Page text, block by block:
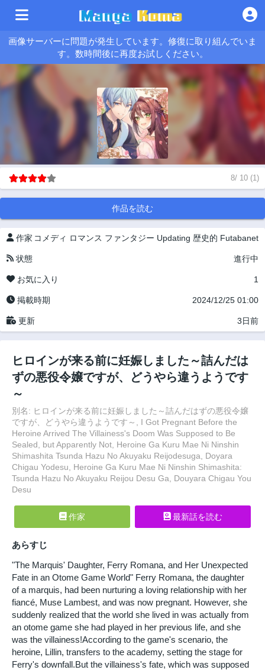
画像サーバーに問題が発生しています。修復に取り組んでいま
す。数時間後に再度お試しください。
8/ 10 (1)
作品を読む
作家 コメディ ロマンス ファンタジー Updating 歴史的 Futabanet
状態 進行中
お気に入り 1
掲載時期 2024/12/25 01:00
更新 3日前
ヒロインが来る前に妊娠しました～詰んだは
ずの悪役令嬢ですが、どうやら違うようです
～
別名: ヒロインが来る前に妊娠しました～詰んだはずの悪役令嬢
ですが、どうやら違うようです～, I Got Pregnant Before the
Heroine Arrived The Villainess's Doom Was Supposed to Be
Sealed, but Apparently Not, Heroine Ga Kuru Mae Ni Ninshin
Shimashita Tsunda Hazu No Akuyaku Reijodesuga, Doyara
Chigau Yodesu, Heroine Ga Kuru Mae Ni Ninshin Shimashita:
Tsunda Hazu No Akuyaku Reijou Desu Ga, Douyara Chigau You
Desu
作家 最新話を読む
あらすじ
"The Marquis' Daughter, Ferry Romana, and Her Unexpected
Fate in an Otome Game World" Ferry Romana, the daughter
of a marquis, had been nurturing a loving relationship with her
fiancé, Muse Lambest, and was now pregnant. However, she
suddenly realized that the world she lived in was actually from
an otome game she had played in her previous life, and she
was the villainess!According to the game's scenario, the
heroine, Lillin, transfers to the academy, setting the stage for
Ferry's downfall.But the villainess's fate, which was supposed